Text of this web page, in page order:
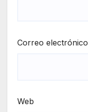
Correo electrónico
Web